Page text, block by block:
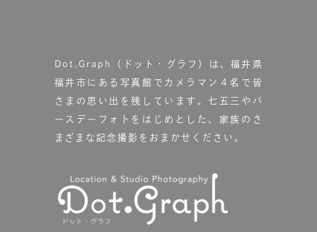
Dot.Graph（ドット・グラフ）は、福井県
福井市にある写真館で カメラマン４名で皆
さまの思い出を残しています。七五三やバ
ースデーフォトをはじめとした、家族のさ
まざまな記念撮影をおまかせください。